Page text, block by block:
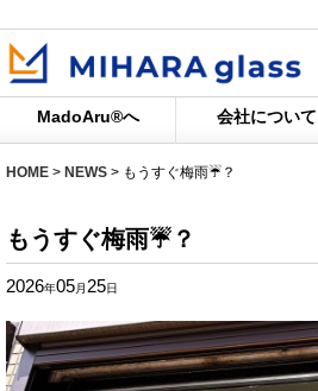
MadoAru®へ 会社について
HOME > NEWS > もうすぐ梅雨☔？
もうすぐ梅雨☔？
2026年05月 25日